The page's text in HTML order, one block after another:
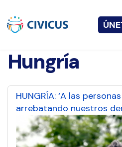
Hungría
HUNGRÍA: ‘A las
arrebatando nuestros